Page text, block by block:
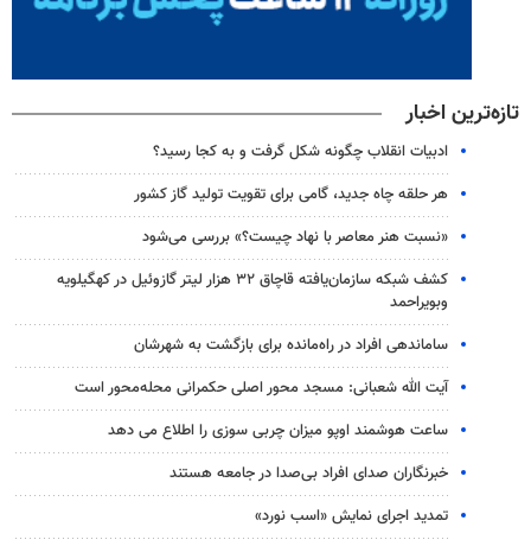
تازه‌ترین اخبار
ادبیات انقلاب چگونه شکل گرفت و به کجا رسید؟
هر حلقه چاه جدید، گامی برای تقویت تولید گاز کشور
«نسبت هنر معاصر با نهاد چیست؟» بررسی می‌شود
کشف شبکه سازمان‌یافته قاچاق ۳۲ هزار لیتر گازوئیل در کهگیلویه
وبویراحمد
ساماندهی افراد در راه‌مانده برای بازگشت به شهرشان
آیت الله شعبانی: مسجد محور اصلی حکمرانی محله‌محور است
ساعت هوشمند اوپو میزان چربی سوزی را اطلاع می دهد
خبرنگاران صدای افراد بی‌صدا در جامعه هستند
تمدید اجرای نمایش «اسب نورد»